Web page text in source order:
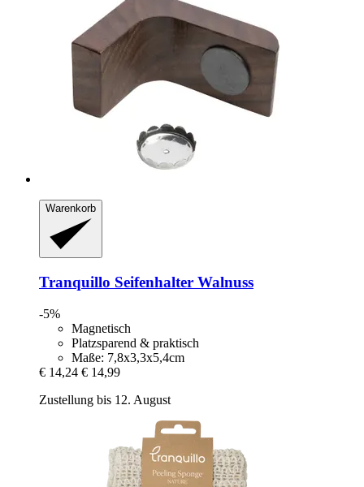
Warenkorb
Tranquillo Seifenhalter Walnuss
-5%
Magnetisch
Platzsparend & praktisch
Maße: 7,8x3,3x5,4cm
€ 14,24 € 14,99
Zustellung bis 12. August